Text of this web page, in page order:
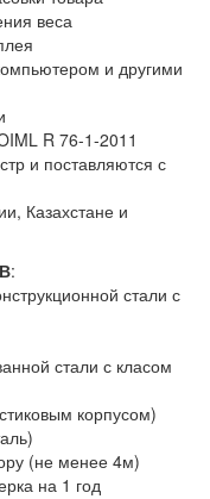
веса
и другими
R 76-1-2011
и поставляются с
Казахстане и
:
стали с
стали с класом
корпусом)
(не менее 4м)
на 1 год